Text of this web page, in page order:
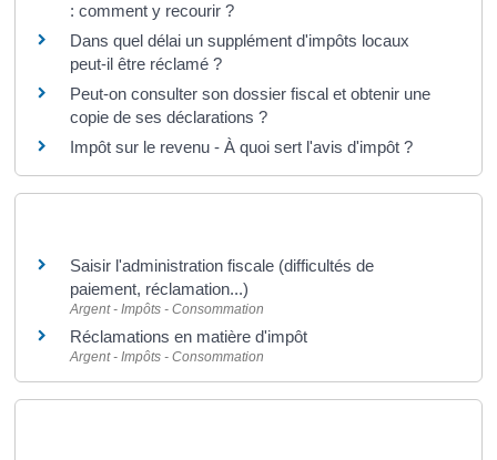
: comment y recourir ?
Dans quel délai un supplément d'impôts locaux
peut-il être réclamé ?
Peut-on consulter son dossier fiscal et obtenir une
copie de ses déclarations ?
Impôt sur le revenu - À quoi sert l'avis d'impôt ?
Saisir l'administration fiscale (difficultés de
paiement, réclamation...)
Argent - Impôts - Consommation
Réclamations en matière d'impôt
Argent - Impôts - Consommation